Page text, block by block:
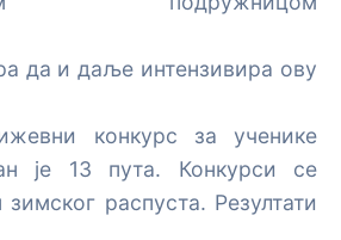
да и даље интензивира ову
конкурс за ученике
је 13 пута. Конкурси се
зимског распуста. Резултати